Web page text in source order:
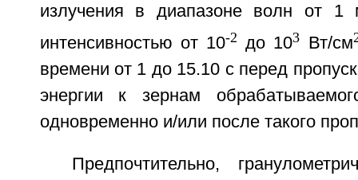
излучения в диапазоне волн от
интенсивностью от 10-2 до 103 Вт/см
времени от 1 до 15.10 с перед
энергии к зернам
одновременно и/или после такого
Предпочтительно,